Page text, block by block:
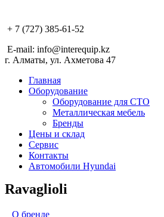
+ 7 (727) 385-61-52
E-mail: info@interequip.kz
г. Алматы, ул. Ахметова 47
Главная
Оборудование
Оборудование для СТО
Металлическая мебель
Бренды
Цены и склад
Сервис
Контакты
Автомобили Hyundai
Ravaglioli
О бренде